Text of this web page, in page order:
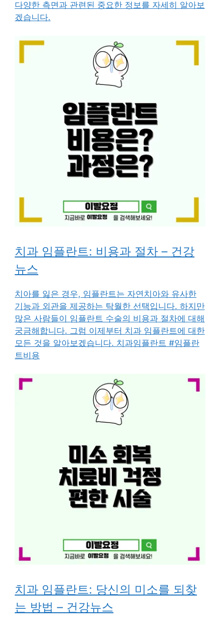
다양한 측면과 관련된 중요한 정보를 자세히 알아보
겠습니다.
치과 임플란트: 비용과 절차 – 건강
뉴스
치아를 잃은 경우, 임플란트는 자연치아와 유사한
기능과 외관을 제공하는 탁월한 선택입니다. 하지만
많은 사람들이 임플란트 수술의 비용과 절차에 대해
궁금해합니다. 그럼 이제부터 치과 임플란트에 대한
모든 것을 알아보겠습니다. 치과임플란트 #임플란
트비용
치과 임플란트: 당신의 미소를 되찾
는 방법 – 건강뉴스